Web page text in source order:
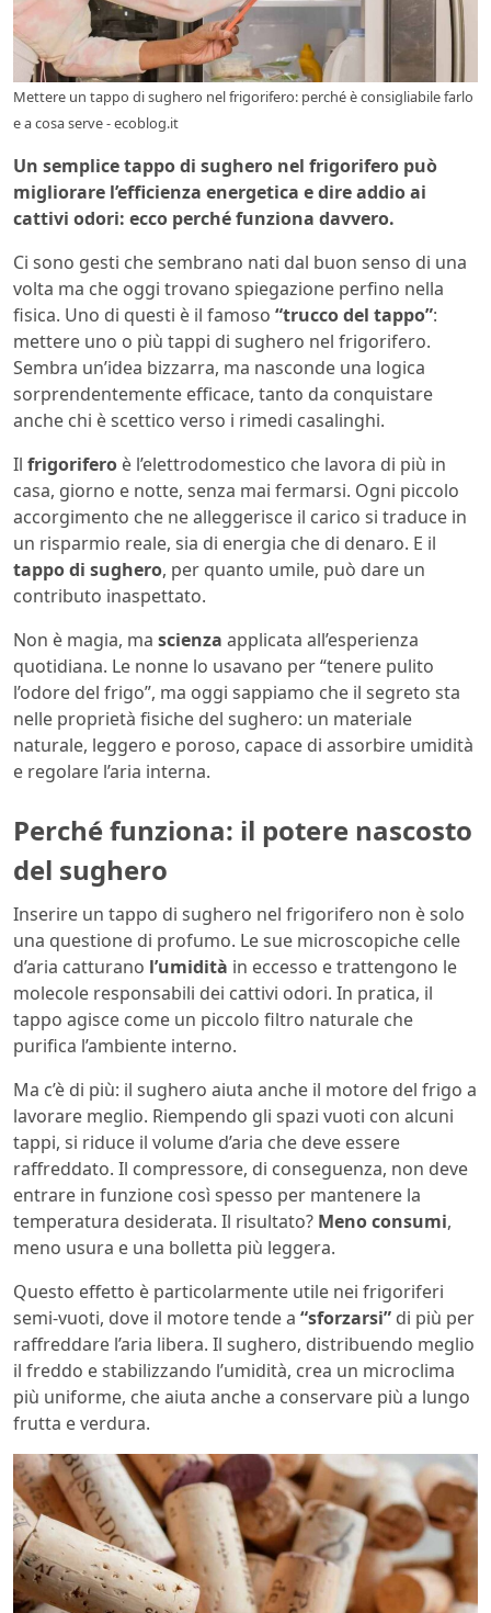
Mettere un tappo di sughero nel frigorifero: perché è consigliabile farlo
e a cosa serve - ecoblog.it
Un semplice tappo di sughero nel frigorifero può
migliorare l’efficienza energetica e dire addio ai
cattivi odori: ecco perché funziona davvero.
Ci sono gesti che sembrano nati dal buon senso di una
volta ma che oggi trovano spiegazione perfino nella
fisica. Uno di questi è il famoso “trucco del tappo”:
mettere uno o più tappi di sughero nel frigorifero.
Sembra un’idea bizzarra, ma nasconde una logica
sorprendentemente efficace, tanto da conquistare
anche chi è scettico verso i rimedi casalinghi.
Il frigorifero è l’elettrodomestico che lavora di più in
casa, giorno e notte, senza mai fermarsi. Ogni piccolo
accorgimento che ne alleggerisce il carico si traduce in
un risparmio reale, sia di energia che di denaro. E il
tappo di sughero, per quanto umile, può dare un
contributo inaspettato.
Non è magia, ma scienza applicata all’esperienza
quotidiana. Le nonne lo usavano per “tenere pulito
l’odore del frigo”, ma oggi sappiamo che il segreto sta
nelle proprietà fisiche del sughero: un materiale
naturale, leggero e poroso, capace di assorbire umidità
e regolare l’aria interna.
Perché funziona: il potere nascosto
del sughero
Inserire un tappo di sughero nel frigorifero non è solo
una questione di profumo. Le sue microscopiche celle
d’aria catturano l’umidità in eccesso e trattengono le
molecole responsabili dei cattivi odori. In pratica, il
tappo agisce come un piccolo filtro naturale che
purifica l’ambiente interno.
Ma c’è di più: il sughero aiuta anche il motore del frigo a
lavorare meglio. Riempendo gli spazi vuoti con alcuni
tappi, si riduce il volume d’aria che deve essere
raffreddato. Il compressore, di conseguenza, non deve
entrare in funzione così spesso per mantenere la
temperatura desiderata. Il risultato? Meno consumi,
meno usura e una bolletta più leggera.
Questo effetto è particolarmente utile nei frigoriferi
semi-vuoti, dove il motore tende a “sforzarsi” di più per
raffreddare l’aria libera. Il sughero, distribuendo meglio
il freddo e stabilizzando l’umidità, crea un microclima
più uniforme, che aiuta anche a conservare più a lungo
frutta e verdura.